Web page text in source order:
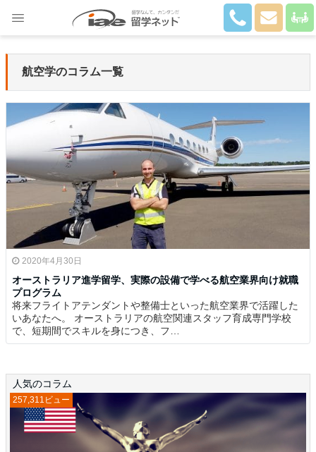
航空学のコラム一覧
2020年4月30日
オーストラリア進学留学、実際の設備で学べる航空業界向け就職
プログラム
将来フライトアテンダントや整備士といった航空業界で活躍した
いあなたへ。 オーストラリアの航空関連スタッフ育成専門学校
で、短期間でスキルを身につき、フ…
人気のコラム
257,311ビュー